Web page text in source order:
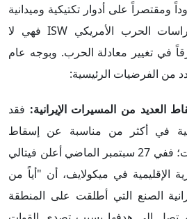
ومقتصراً على أدوار تكتيكية وميدانية
محدودة، ووفقاً لمعهد دراسات الحرب الأمريكي ISW فهي لا
في تغيير معادلة الحرب. وبوجه عام
من الفرضيات الرئيسية:
العديد من المسيرات الإيرانية: فقد
في أكثر من مناسبة عن إسقاط
العشرات من هذه الطائرات؛ ففي 27 سبتمبر الماضي أعلن فيتالي
الإقليمية في ميكولايف، أن "أياً من
الصنع التي أطلقت على المنطقة